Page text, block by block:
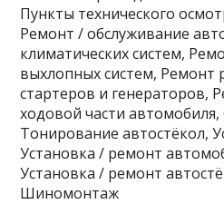
Пункты технического
Ремонт / обслуживание
климатических систем,
выхлопных систем, Ремонт
стартеров и генераторов,
ходовой части
Тонирование автостёкол,
Установка / ремонт
Установка / ремонт
Шиномонтаж